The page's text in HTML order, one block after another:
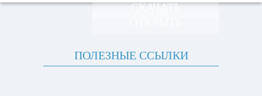
СКАЧАТЬ
ПОЛЕЗНЫЕ ССЫЛКИ